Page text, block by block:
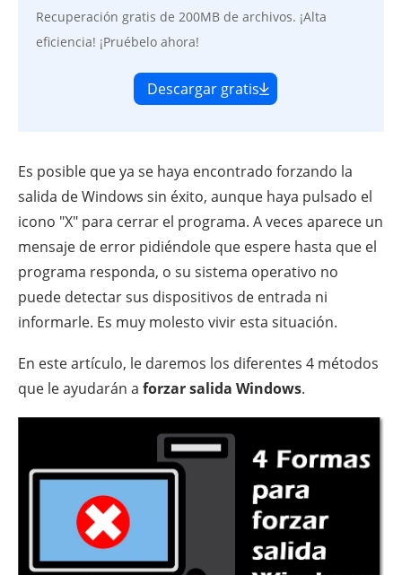
Recuperación gratis de 200MB de archivos. ¡Alta
eficiencia! ¡Pruébelo ahora!
Descargar gratis
Es posible que ya se haya encontrado forzando la
salida de Windows sin éxito, aunque haya pulsado el
icono "X" para cerrar el programa. A veces aparece un
mensaje de error pidiéndole que espere hasta que el
programa responda, o su sistema operativo no
puede detectar sus dispositivos de entrada ni
informarle. Es muy molesto vivir esta situación.
En este artículo, le daremos los diferentes 4 métodos
que le ayudarán a forzar salida Windows.